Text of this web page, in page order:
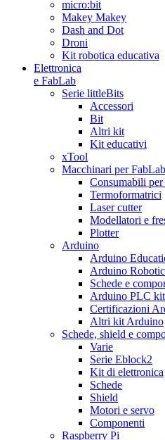
micro:bit
Makey Makey
Dash and Dot
Droni
Kit robotica educativa
Elettronica
e FabLab
Serie littleBits
Accessori
Bit
Altri kit
Kit educativi
xTool
Macchinari per
Consumabili
Termoformatrici
Laser cutter
Modellatori e
Plotter
Arduino
Arduino
Arduino
Schede e
Arduino PLC kit
Certificazioni
Altri kit Arduino
Schede, shield e
Varie
Serie Eblock2
Kit di elettronica
Schede
Shield
Motori e servo
Componenti
Raspberry Pi